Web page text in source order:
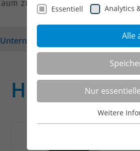
Unternehmen
HiPerCab® -
Essentiell Analytics
Alle
Nur
Essentielle Cookies
Weitere